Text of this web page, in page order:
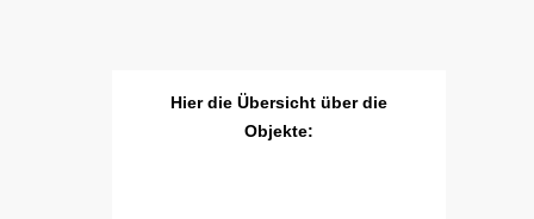
Hier die Übersicht über die
Objekte: